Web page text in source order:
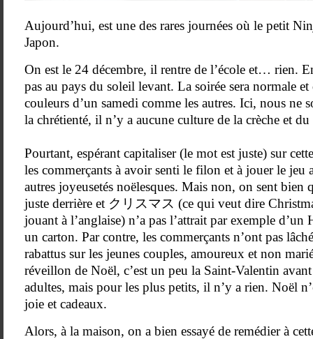
Aujourd’hui, est une des rares journées où le petit
Japon.
On est le 24 décembre, il rentre de l’école et… rien.
pas au pays du soleil levant. La soirée sera normale et
couleurs d’un samedi comme les autres. Ici, nous ne
la chrétienté, il n’y a aucune culture de la crèche et du
Pourtant, espérant capitaliser (le mot est juste) sur
les commerçants à avoir senti le filon et à jouer le jeu
autres joyeusetés noëlesques. Mais non, on sent bien
juste derrière et クリスマス (ce qui veut dire
jouant à l’anglaise) n’a pas l’attrait par exemple
un carton. Par contre, les commerçants n’ont pas
rabattus sur les jeunes couples, amoureux et non
réveillon de Noël, c’est un peu la Saint-Valentin
adultes, mais pour les plus petits, il n’y a rien. Noël
joie et cadeaux.
Alors, à la maison, on a bien essayé de remédier à